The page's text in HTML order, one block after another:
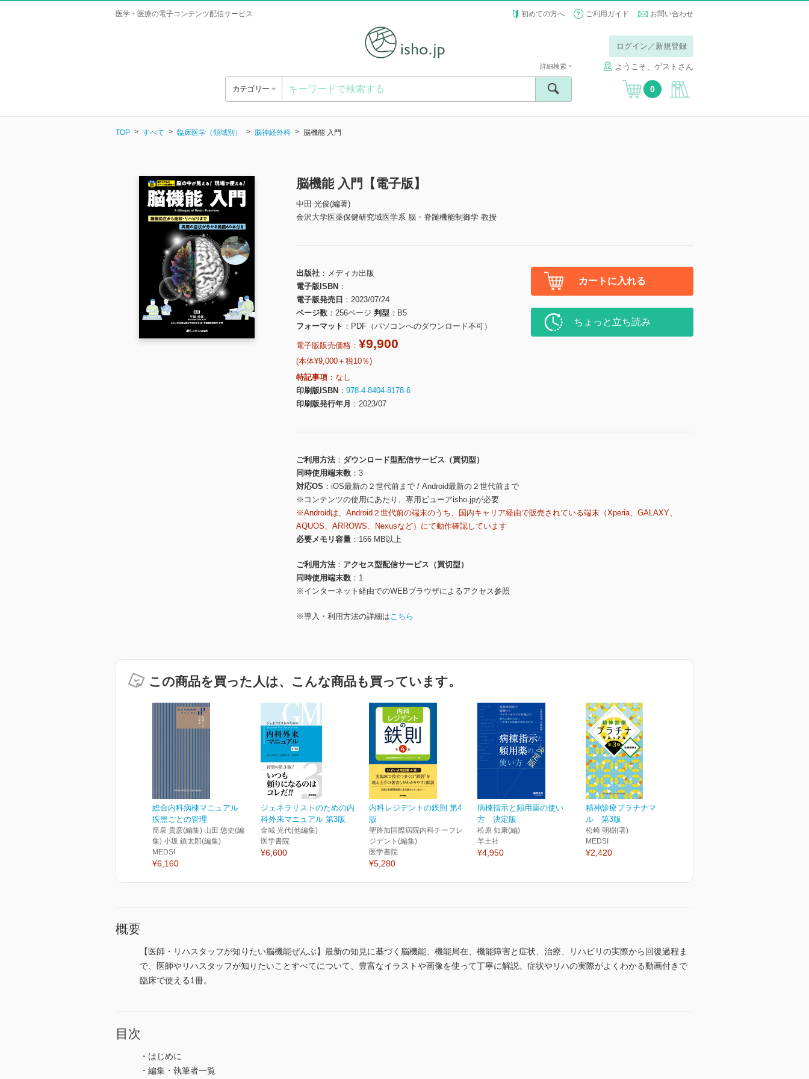
医学・医療の電子コンテンツ配信サービス 初めての方へ ご利用ガイド お問い合わせ
ログイン／新規登録
ようこそ、ゲストさん
カテゴリー
詳細検索
0
TOP すべて 臨床医学（領域別） 脳神経外科 脳機能 入門
脳機能 入門【電子版】
中田 光俊(編著)
金沢大学医薬保健研究域医学系 脳・脊髄機能制御学 教授
出版社
メディカ出版
電子版ISBN
電子版発売日
2023/07/24
ページ数
256ページ 判型
B5
フォーマット
PDF（パソコンへのダウンロード不可）
電子版販売価格： ¥9,900
(本体¥9,000＋税10％)
特記事項
なし
印刷版ISBN
978-4-8404-8178-6
印刷版発行年月
2023/07
カートに入れる
ちょっと立ち読み
ご利用方法
ダウンロード型配信サービス（買切型）
同時使用端末数
3
対応OS
iOS最新の２世代前まで / Android最新の２世代前まで
※コンテンツの使用にあたり、専用ビューアisho.jpが必要
※Androidは、Android２世代前の端末のうち、国内キャリア経由で販売されている端末（Xperia、GALAXY、
AQUOS、ARROWS、Nexusなど）にて動作確認しています
必要メモリ容量
166 MB以上
ご利用方法
アクセス型配信サービス（買切型）
同時使用端末数
1
※インターネット経由でのWEBブラウザによるアクセス参照
※導入・利用方法の詳細はこちら
この商品を買った人は、こんな商品も買っています。
総合内科病棟マニュアル
疾患ごとの管理
筒泉 貴彦(編集) 山田 悠史(編
集) 小坂 鎮太郎(編集)
MEDSI
¥6,160
ジェネラリストのための内
科外来マニュアル 第3版
金城 光代(他編集)
医学書院
¥6,600
内科レジデントの鉄則 第4
版
聖路加国際病院内科チーフレ
ジデント(編集)
医学書院
¥5,280
病棟指示と頻用薬の使い
方 決定版
松原 知康(編)
羊土社
¥4,950
精神診療プラチナマニュア
ル 第3版
松崎 朝樹(著)
MEDSI
¥2,420
概要
【医師・リハスタッフが知りたい脳機能ぜんぶ】最新の知見に基づく脳機能、機能局在、機能障害と症状、治療、リハビリの実際から回復過程ま
で、医師やリハスタッフが知りたいことすべてについて、豊富なイラストや画像を使って丁寧に解説。症状やリハの実際がよくわかる動画付きで
臨床で使える1冊。
目次
・はじめに
・編集・執筆者一覧